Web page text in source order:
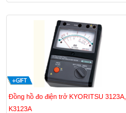
Đồng hồ đo điện trở KYORITSU 3123A,
K3123A